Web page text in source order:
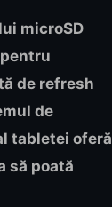
microSD
de refresh
de
tabletei oferă
să poată